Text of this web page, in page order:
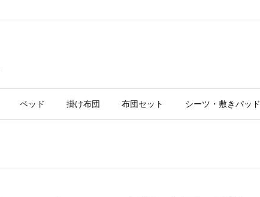
ベッド 掛け布団 布団セット シーツ・敷きパッド